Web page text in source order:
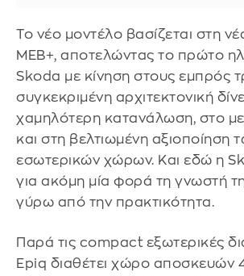
Το νέο μοντέλο βασίζεται στη
MEB+, αποτελώντας το πρώτο
Skoda με κίνηση στους εμπρός
συγκεκριμένη αρχιτεκτονική
χαμηλότερη κατανάλωση, στο
και στη βελτιωμένη αξιοποίηση
εσωτερικών χώρων. Και εδώ η
για ακόμη μία φορά τη γνωστή
γύρω από την πρακτικότητα.
Παρά τις compact εξωτερικές
Epiq διαθέτει χώρο αποσκευών